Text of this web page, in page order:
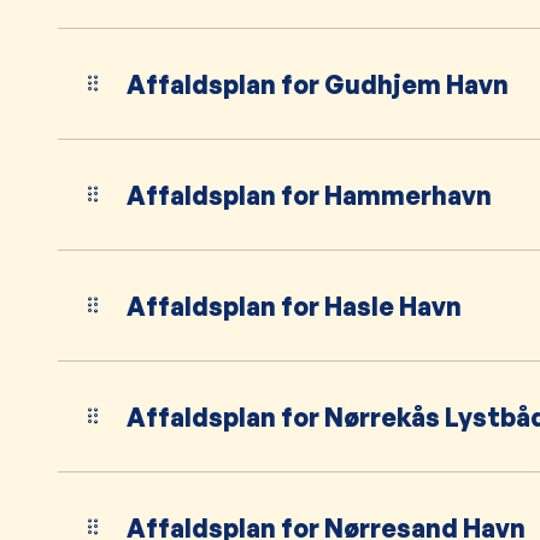
Affaldsplan for Gudhjem Havn
Affaldsplan for Hammerhavn
Affaldsplan for Hasle Havn
Affaldsplan for Nørrekås
Affaldsplan for Nørresand Havn